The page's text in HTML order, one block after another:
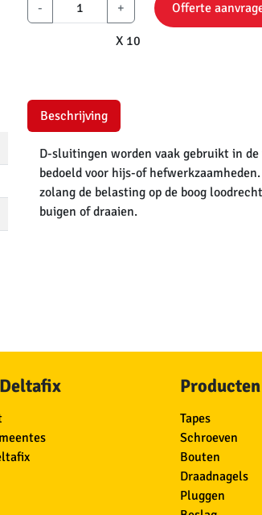
- +
X 10
Offerte
Beschrijving
D-sluitingen worden vaak gebruikt in
bedoeld voor hijs-of
zolang de belasting op de boog
buigen of draaien.
Producten
Tapes
Schroeven
Bouten
Draadnagels
Pluggen